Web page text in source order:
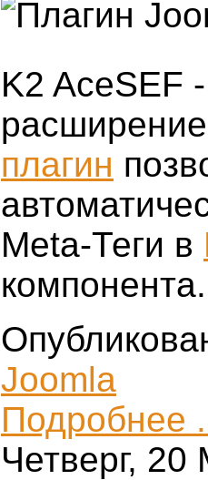
K2 AceSEF
плагин
Meta-Теги в
компонента.
Joomla
Подробнее
Четверг,